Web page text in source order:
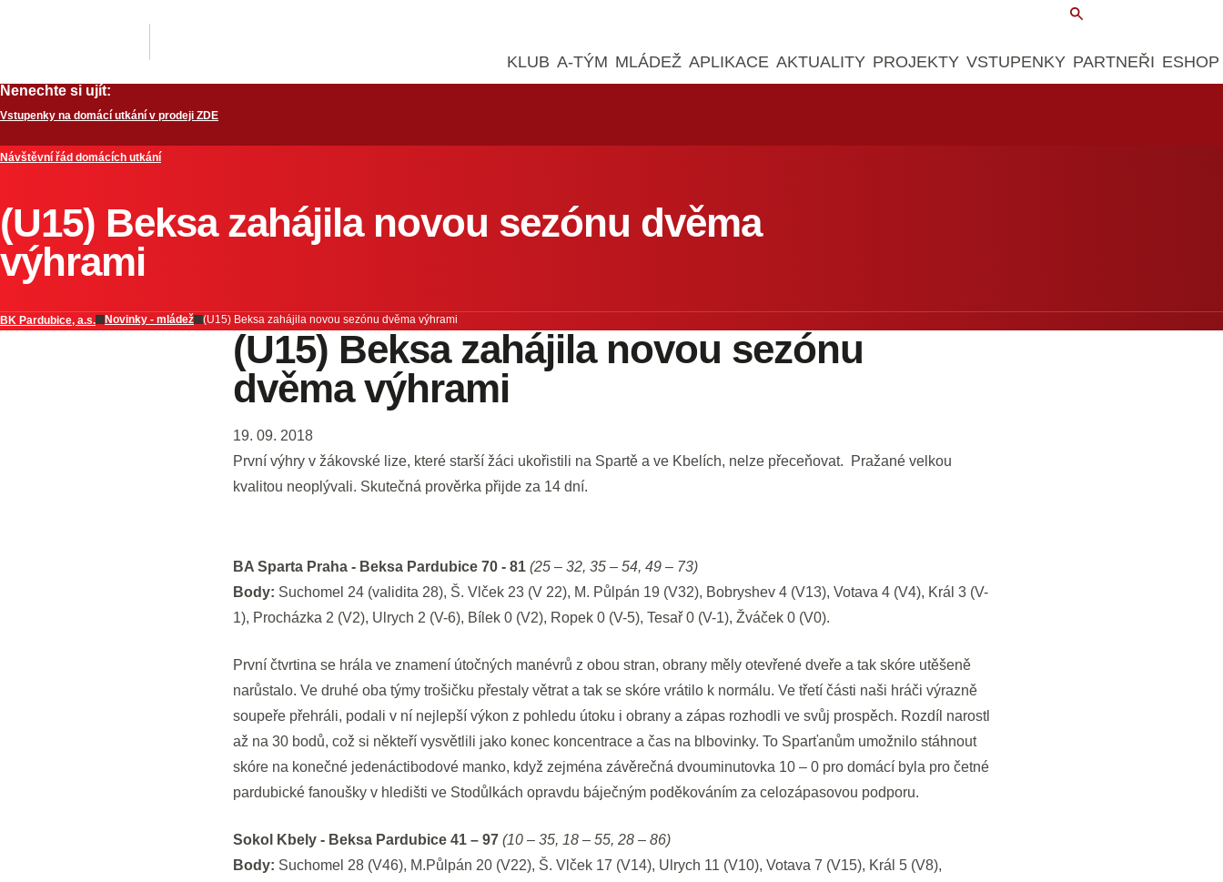
KLUB A-TÝM MLÁDEŽ APLIKACE AKTUALITY PROJEKTY VSTUPENKY PARTNEŘI ESHOP
Nenechte si ujít:
Vstupenky na domácí utkání v prodeji ZDE
Návštěvní řád domácích utkání
(U15) Beksa zahájila novou sezónu dvěma
výhrami
BK Pardubice, a.s. Novinky - mládež (U15) Beksa zahájila novou sezónu dvěma výhrami
(U15) Beksa zahájila novou sezónu
dvěma výhrami
19. 09. 2018
První výhry v žákovské lize, které starší žáci ukořistili na Spartě a ve Kbelích, nelze přeceňovat. Pražané velkou
kvalitou neoplývali. Skutečná prověrka přijde za 14 dní.
BA Sparta Praha - Beksa Pardubice 70 - 81 (25 – 32, 35 – 54, 49 – 73)
Body: Suchomel 24 (validita 28), Š. Vlček 23 (V 22), M. Půlpán 19 (V32), Bobryshev 4 (V13), Votava 4 (V4), Král 3 (V-
1), Procházka 2 (V2), Ulrych 2 (V-6), Bílek 0 (V2), Ropek 0 (V-5), Tesař 0 (V-1), Žváček 0 (V0).
První čtvrtina se hrála ve znamení útočných manévrů z obou stran, obrany měly otevřené dveře a tak skóre utěšeně
narůstalo. Ve druhé oba týmy trošičku přestaly větrat a tak se skóre vrátilo k normálu. Ve třetí části naši hráči výrazně
soupeře přehráli, podali v ní nejlepší výkon z pohledu útoku i obrany a zápas rozhodli ve svůj prospěch. Rozdíl narostl
až na 30 bodů, což si někteří vysvětlili jako konec koncentrace a čas na blbovinky. To Sparťanům umožnilo stáhnout
skóre na konečné jedenáctibodové manko, když zejména závěrečná dvouminutovka 10 – 0 pro domácí byla pro četné
pardubické fanoušky v hledišti ve Stodůlkách opravdu báječným poděkováním za celozápasovou podporu.
Sokol Kbely - Beksa Pardubice 41 – 97 (10 – 35, 18 – 55, 28 – 86)
Body: Suchomel 28 (V46), M.Půlpán 20 (V22), Š. Vlček 17 (V14), Ulrych 11 (V10), Votava 7 (V15), Král 5 (V8),